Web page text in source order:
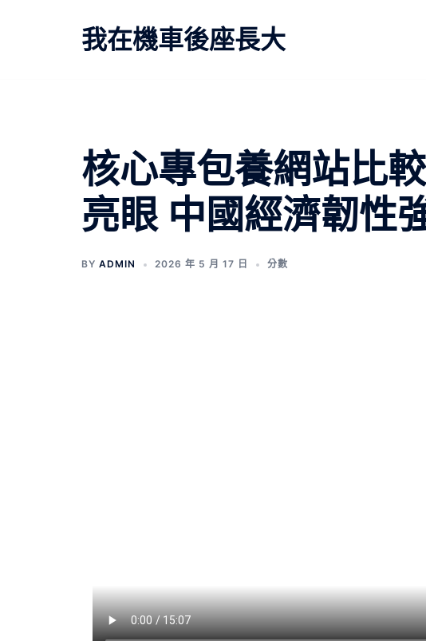
我在機車後座長大
核心專包養網站比
亮眼 中國經濟韌性
BY ADMIN 2026 年 5 月 17 日 分數
文
章
導
覽